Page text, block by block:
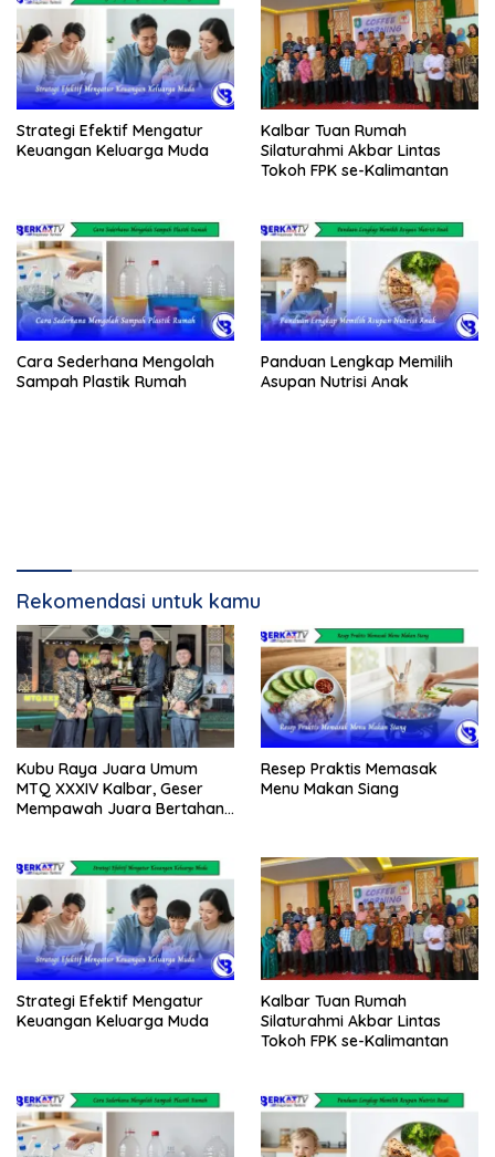
Strategi Efektif Mengatur
Keuangan Keluarga Muda
Kalbar Tuan Rumah
Silaturahmi Akbar Lintas
Tokoh FPK se-Kalimantan
Cara Sederhana Mengolah
Sampah Plastik Rumah
Panduan Lengkap Memilih
Asupan Nutrisi Anak
Rekomendasi untuk kamu
Kubu Raya Juara Umum
MTQ XXXIV Kalbar, Geser
Mempawah Juara Bertahan
Resep Praktis Memasak
Menu Makan Siang
Strategi Efektif Mengatur
Keuangan Keluarga Muda
Kalbar Tuan Rumah
Silaturahmi Akbar Lintas
Tokoh FPK se-Kalimantan